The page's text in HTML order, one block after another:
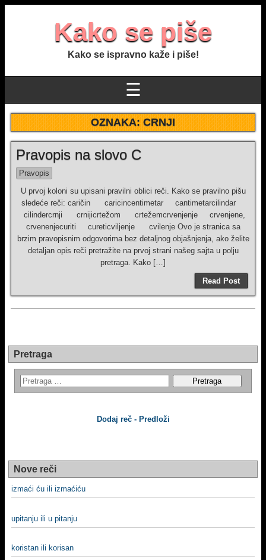
Kako se piše
Kako se ispravno kaže i piše!
☰
OZNAKA:CRNJI
Pravopis na slovo C
Pravopis
U prvoj koloni su upisani pravilni oblici reči. Kako se pravilno pišu
sledeće reči: caričin caricincentimetar cantimetarcilindar
cilindercrnji crnijicrtežom crtežemcrvenjenje crvenjene,
crvenenjecuriti cureticviljenje cvilenje Ovo je stranica sa
brzim pravopisnim odgovorima bez detaljnog objašnjenja, ako želite
detaljan opis reči pretražite na prvoj strani našeg sajta u polju
pretraga. Kako […]
Read Post
Pretraga
Dodaj reč - Predloži
Nove reči
izmaći ću ili izmaćiću
upitanju ili u pitanju
koristan ili korisan